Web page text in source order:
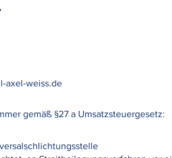
axel-weiss.de
gemäß §27 a Umsatzsteuergesetz: